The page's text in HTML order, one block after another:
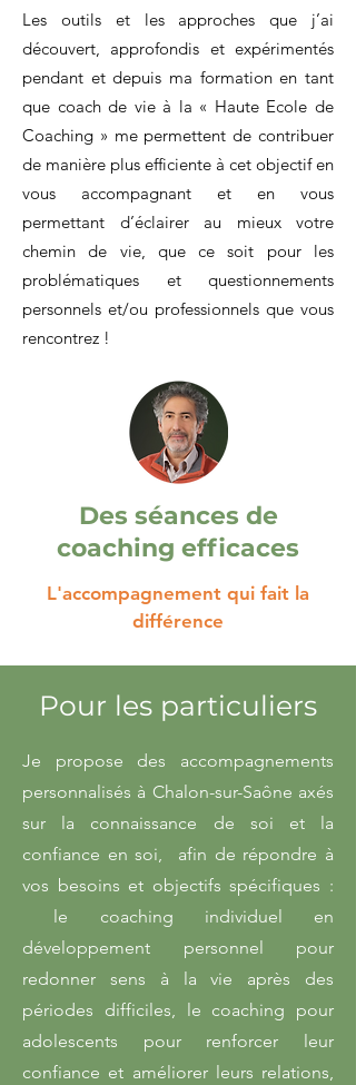
Les outils et les approches que j’ai
découvert, approfondis et expérimentés
pendant et depuis ma formation en tant
que coach de vie à la « Haute Ecole de
Coaching » me permettent de contribuer
de manière plus efficiente à cet objectif en
vous accompagnant et en vous
permettant d’éclairer au mieux votre
chemin de vie, que ce soit pour les
problématiques et questionnements
personnels et/ou professionnels que vous
rencontrez !
Des séances de
coaching efficaces
L'accompagnement qui fait la
différence
Pour les particuliers
Je propose des accompagnements
personnalisés à Chalon-sur-Saône axés
sur la connaissance de soi et la
confiance en soi, afin de répondre à
vos besoins et objectifs spécifiques :
le coaching individuel en
développement personnel pour
redonner sens à la vie après des
périodes difficiles, le coaching pour
adolescents pour renforcer leur
confiance et améliorer leurs relations,